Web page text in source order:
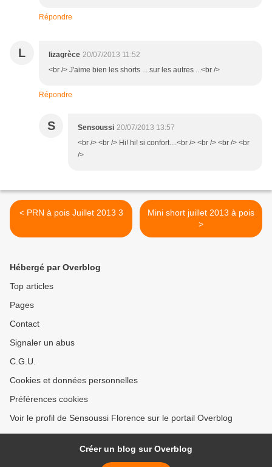
Répondre
L lizagrèce 20/07/2013 11:52
<br /> J'aime bien les shorts ... sur les autres ...<br />
Répondre
S Sensoussi 20/07/2013 13:57
<br /> <br /> Hi! hi! si confort....<br /> <br /> <br /> <br
/>
< PRN à pois Juillet 2013 3
Mini short juillet 2013 à pois
>
Hébergé par Overblog
Top articles
Pages
Contact
Signaler un abus
C.G.U.
Cookies et données personnelles
Préférences cookies
Voir le profil de Sensoussi Florence sur le portail Overblog
Créer un blog sur Overblog